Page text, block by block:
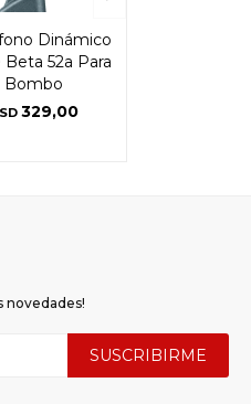
Dinámico
Beta 52a Para
Bombo
329,00
novedades!
SUSCRIBIRME